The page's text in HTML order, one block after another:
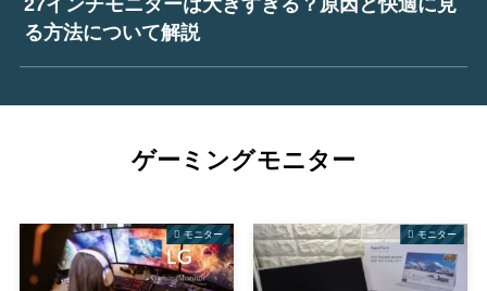
る方法について解説
ゲーミングモニター
モニター モニター